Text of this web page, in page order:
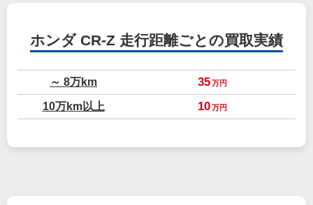
ホンダ CR-Z 走行距離ごとの買取実績
～ 8万km 35万円
10万km以上 10万円